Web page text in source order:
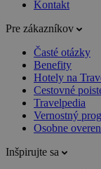
Kontakt
Pre zákazníkov
Časté otázky
Benefity
Hotely na
Cestovné
Travelpedia
Vernostný
Osobne
Inšpirujte sa